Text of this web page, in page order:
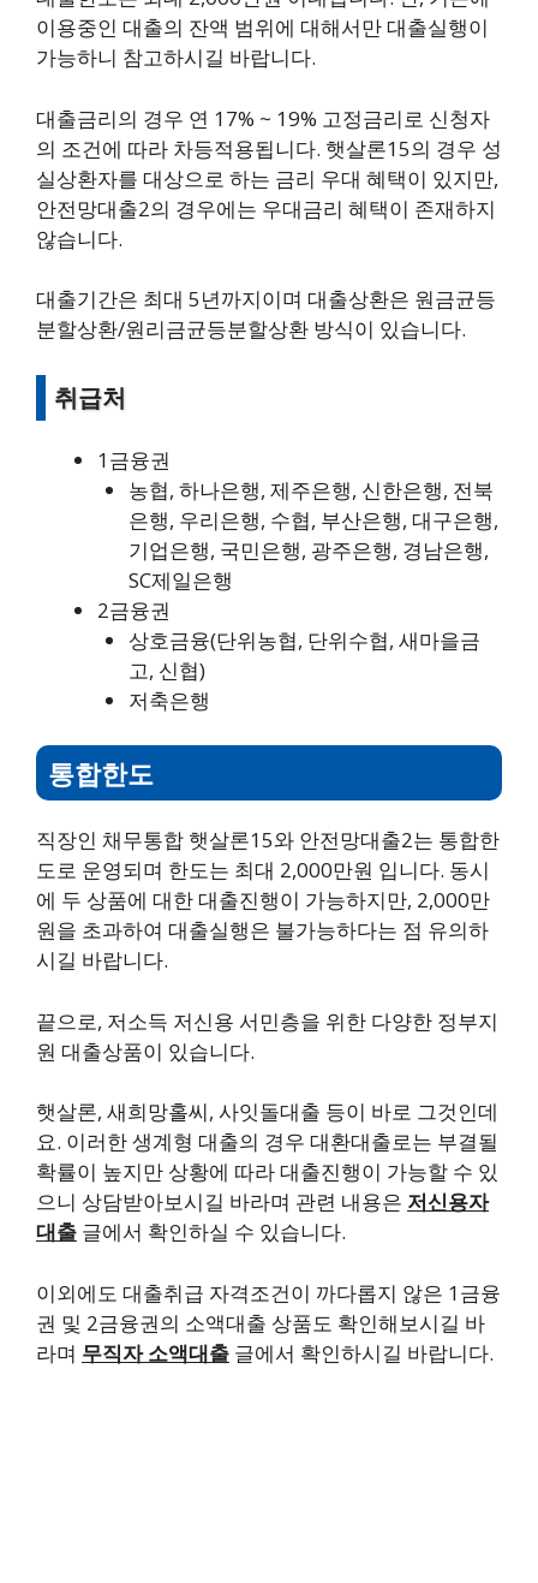
이용중인 대출의 잔액 범위에 대해서만 대출실행이
가능하니 참고하시길 바랍니다.
대출금리의 경우 연 17% ~ 19% 고정금리로 신청자
의 조건에 따라 차등적용됩니다. 햇살론15의 경우 성
실상환자를 대상으로 하는 금리 우대 혜택이 있지만,
안전망대출2의 경우에는 우대금리 혜택이 존재하지
않습니다.
대출기간은 최대 5년까지이며 대출상환은 원금균등
분할상환/원리금균등분할상환 방식이 있습니다.
취급처
1금융권
농협, 하나은행, 제주은행, 신한은행, 전북
은행, 우리은행, 수협, 부산은행, 대구은행,
기업은행, 국민은행, 광주은행, 경남은행,
SC제일은행
2금융권
상호금융(단위농협, 단위수협, 새마을금
고, 신협)
저축은행
통합한도
직장인 채무통합 햇살론15와 안전망대출2는 통합한
도로 운영되며 한도는 최대 2,000만원 입니다. 동시
에 두 상품에 대한 대출진행이 가능하지만, 2,000만
원을 초과하여 대출실행은 불가능하다는 점 유의하
시길 바랍니다.
끝으로, 저소득 저신용 서민층을 위한 다양한 정부지
원 대출상품이 있습니다.
햇살론, 새희망홀씨, 사잇돌대출 등이 바로 그것인데
요. 이러한 생계형 대출의 경우 대환대출로는 부결될
확률이 높지만 상황에 따라 대출진행이 가능할 수 있
으니 상담받아보시길 바라며 관련 내용은 저신용자
대출 글에서 확인하실 수 있습니다.
이외에도 대출취급 자격조건이 까다롭지 않은 1금융
권 및 2금융권의 소액대출 상품도 확인해보시길 바
라며 무직자 소액대출 글에서 확인하시길 바랍니다.